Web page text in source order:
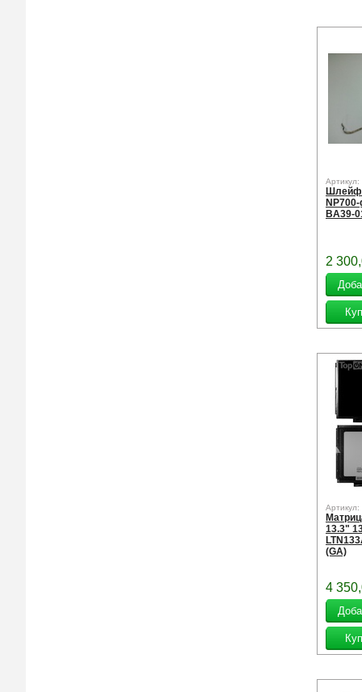
Шлейф
BA39-
2
Артикул:
13.3"
(GA)
4